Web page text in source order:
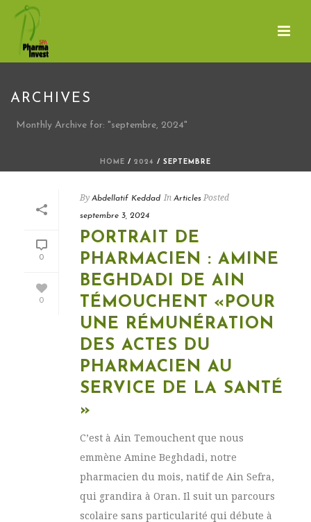
ARCHIVES
Monthly Archive for: "septembre, 2024"
HOME / 2024 / SEPTEMBRE
0
0
By Abdellatif Keddad In Articles Posted
septembre 3, 2024
PORTRAIT DE
PHARMACIEN : AMINE
BEGHDADI DE AIN
TÉMOUCHENT «POUR
UNE RÉMUNÉRATION
DES ACTES DU
PHARMACIEN AU
SERVICE DE LA SANTÉ
»
C’est à Ain Temouchent que nous
emmène Amine Beghdadi, notre
pharmacien du mois, natif de Ain Sefra,
qui grandira à Oran. Il suit un parcours
scolaire sans particularité qui débute à